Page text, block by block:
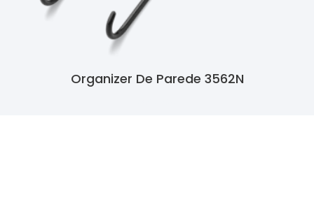
Organizer De Parede 3562N